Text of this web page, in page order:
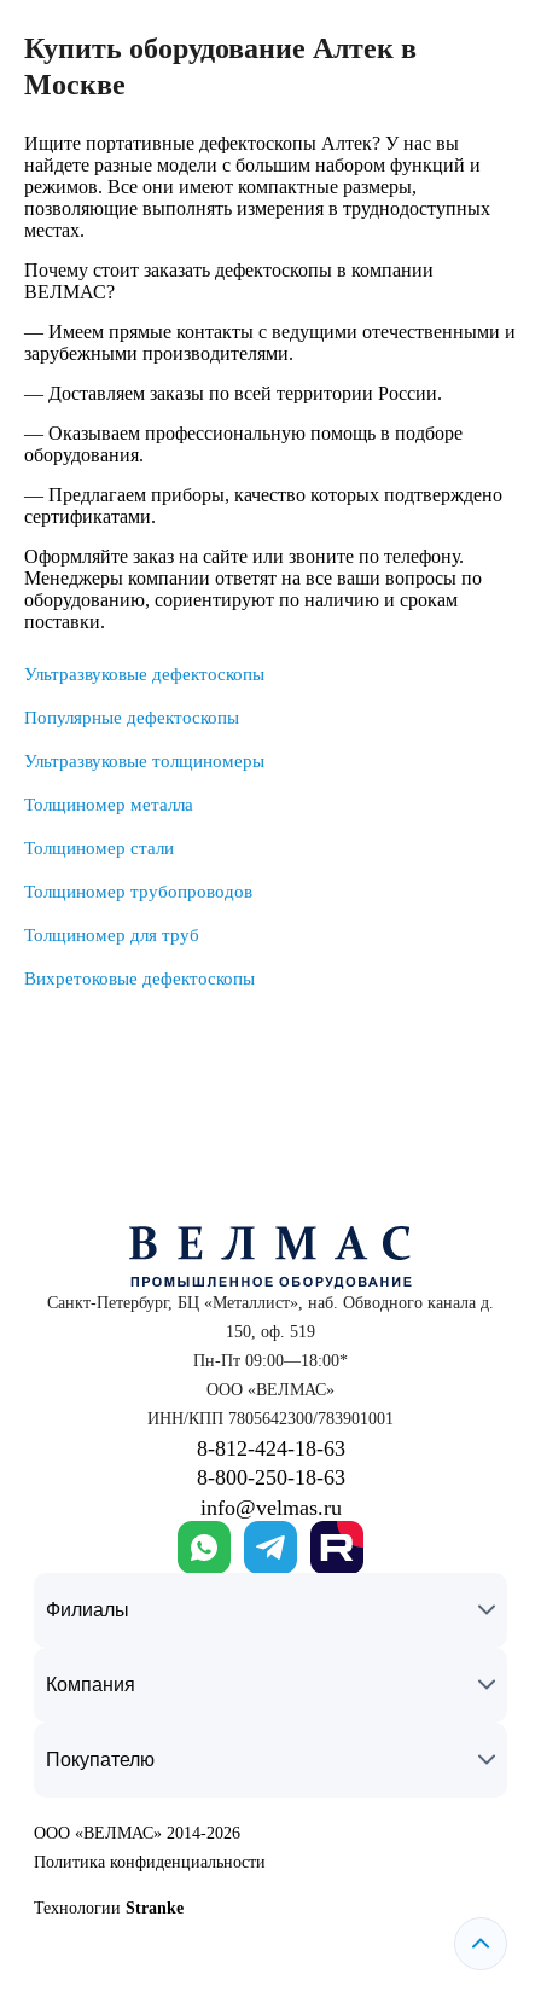
Купить оборудование Алтек в
Москве
Ищите портативные дефектоскопы Алтек? У нас вы
найдете разные модели с большим набором функций и
режимов. Все они имеют компактные размеры,
позволяющие выполнять измерения в труднодоступных
местах.
Почему стоит заказать дефектоскопы в компании
ВЕЛМАС?
— Имеем прямые контакты с ведущими отечественными и
зарубежными производителями.
— Доставляем заказы по всей территории России.
— Оказываем профессиональную помощь в подборе
оборудования.
— Предлагаем приборы, качество которых подтверждено
сертификатами.
Оформляйте заказ на сайте или звоните по телефону.
Менеджеры компании ответят на все ваши вопросы по
оборудованию, сориентируют по наличию и срокам
поставки.
Ультразвуковые дефектоскопы
Популярные дефектоскопы
Ультразвуковые толщиномеры
Толщиномер металла
Толщиномер стали
Толщиномер трубопроводов
Толщиномер для труб
Вихретоковые дефектоскопы
Санкт-Петербург, БЦ «Металлист», наб. Обводного канала д.
150, оф. 519
Пн-Пт 09:00—18:00*
ООО «ВЕЛМАС»
ИНН/КПП 7805642300/783901001
8‑812‑424‑18‑63
8‑800‑250‑18‑63
info@velmas.ru
Филиалы
Компания
Покупателю
ООО «ВЕЛМАС» 2014-2026
Политика конфиденциальности
Технологии Stranke